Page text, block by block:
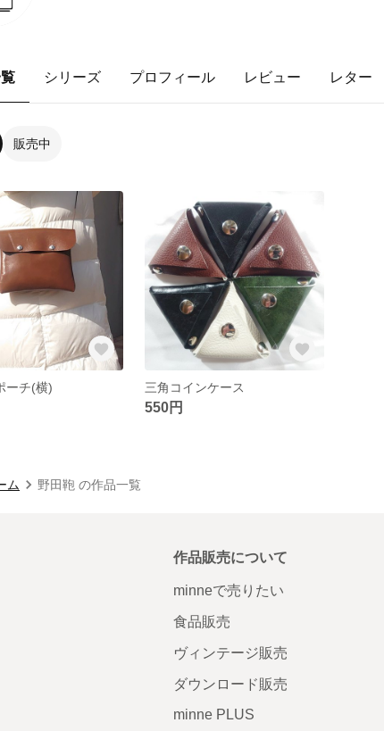
シリーズ プロフィール レビュー レター
販売中
ーチ(横) 三角コインケース
550円
ム 野田鞄 の作品一覧
作品販売について
minneで売りたい
食品販売
ヴィンテージ販売
ダウンロード販売
minne PLUS